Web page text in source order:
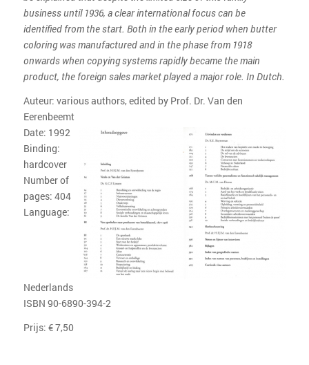
business until 1936, a clear international focus can be
identified from the start. Both in the early period when butter
coloring was manufactured and in the phase from 1918
onwards when copying systems rapidly became the main
product, the foreign sales market played a major role. In Dutch.
Auteur: various authors, edited by Prof. Dr. Van den
Eerenbeemt
Date: 1992
Binding:
hardcover
Number of
pages: 404
Language:
Nederlands
ISBN 90-6890-394-2
Prijs: € 7,50